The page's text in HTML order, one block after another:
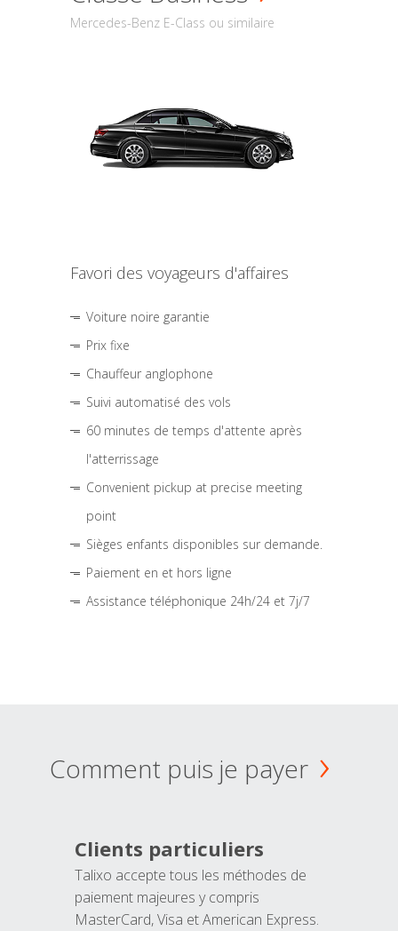
Mercedes-Benz E-Class ou similaire
Favori des voyageurs d'affaires
Voiture noire garantie
Prix fixe
Chauffeur anglophone
Suivi automatisé des vols
60 minutes de temps d'attente après
l'atterrissage
Convenient pickup at precise meeting
point
Sièges enfants disponibles sur demande.
Paiement en et hors ligne
Assistance téléphonique 24h/24 et 7j/7
Comment puis je payer
Clients particuliers
Talixo accepte tous les méthodes de
paiement majeures y compris
MasterCard, Visa et American Express.